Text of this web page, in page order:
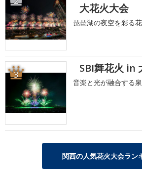
大花火大会
琵琶湖の夜空を彩る
3 SBI舞花火 in
音楽と光が融合する
関西の人気花火大会ラン